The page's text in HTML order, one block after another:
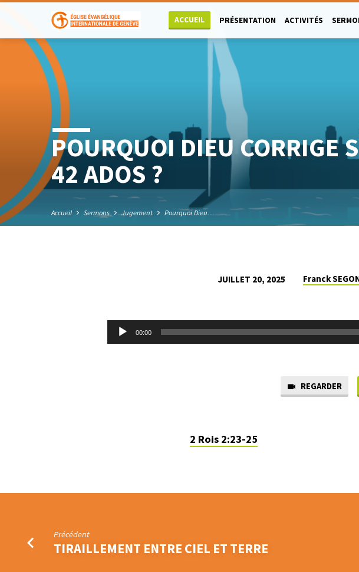
ACCUEIL PRÉSENTATION ACTIVITÉS
POURQUOI DIEU CORRIGE
42 ADOS ?
Accueil Sermons Jugement Pourquoi Dieu…
?
JUILLET 20, 2025 Franck
Lecteur
audio
00:00
REGARDER
2 Rois 2:23-25
Précédent
TIRAILLEMENT ENTRE CIEL ET TERRE